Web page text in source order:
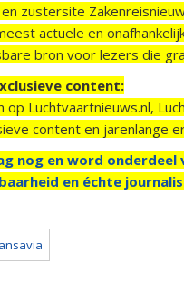
zustersite
actuele en
bron voor lezers die
content:
Luchtvaartnieuws.nl,
content en jarenlange
nog en word
en échte